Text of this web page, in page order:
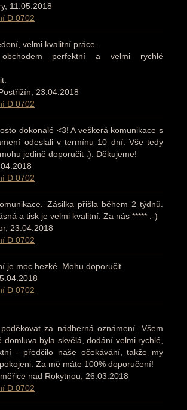
11.05.2018
D 0702
velmi kvalitní práce.
perfektní a velmi rychlé
23.04.2018
D 0702
dokonalé <3! A veškerá komunikace s
odeslali v termínu 10 dní. Vše tedy
jedině doporučit :). Děkujeme!
D 0702
Zásilka přišla během 2 týdnů.
a tisk je velmi kvalitní. Za nás ***** :-)
23.04.2018
D 0702
je moc hezké. Mohu doporučit
D 0702
za nádherná oznámení. Všem
domluva byla skvělá, dodání velmi rychlé,
- předčilo naše očekávání, takže my
Za mě máte 100% doporučení!
nad Rokytnou, 26.03.2018
D 0702